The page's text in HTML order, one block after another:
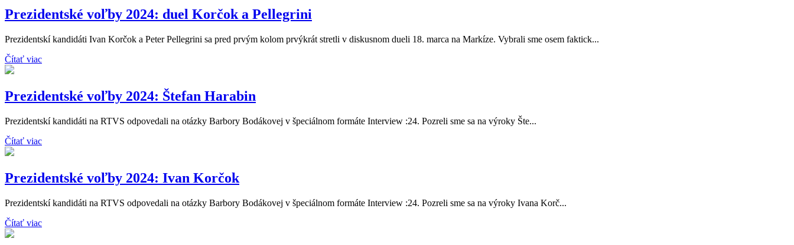
Prezidentské voľby 2024: duel Korčok a Pellegrini
Prezidentskí kandidáti Ivan Korčok a Peter Pellegrini sa pred prvým kolom prvýkrát stretli v diskusnom dueli 18. marca na Markíze. Vybrali sme osem faktick...
Čítať viac
Prezidentské voľby 2024: Štefan Harabin
Prezidentskí kandidáti na RTVS odpovedali na otázky Barbory Bodákovej v špeciálnom formáte Interview :24. Pozreli sme sa na výroky Šte...
Čítať viac
Prezidentské voľby 2024: Ivan Korčok
Prezidentskí kandidáti na RTVS odpovedali na otázky Barbory Bodákovej v špeciálnom formáte Interview :24. Pozreli sme sa na výroky Ivana Korč...
Čítať viac